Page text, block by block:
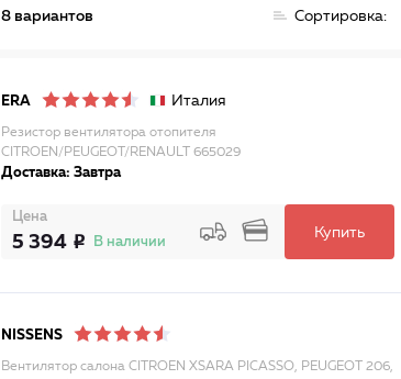
8 вариантов Сортировка:
ERA Италия
Резистор вентилятора отопителя
CITROEN/PEUGEOT/RENAULT 665029
Доставка: Завтра
Цена
5 394 В наличии
Купить
NISSENS
Вентилятор салона CITROEN XSARA PICASSO, PEUGEOT 206,